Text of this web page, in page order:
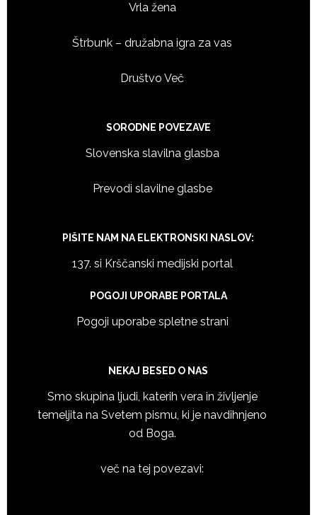
Vrla žena
Štrbunk – družabna igra za vas
Društvo Več
SORODNE POVEZAVE
Slovenska slavilna glasba
Prevodi slavilne glasbe
PIŠITE NAM NA ELEKTRONSKI NASLOV:
137. si Krščanski medijski portal
POGOJI UPORABE PORTALA
Pogoji uporabe spletne strani
NEKAJ BESED O NAS
Smo skupina ljudi, katerih vera in življenje
temeljita na Svetem pismu, ki je navdihnjeno
od Boga.
več na tej povezavi: